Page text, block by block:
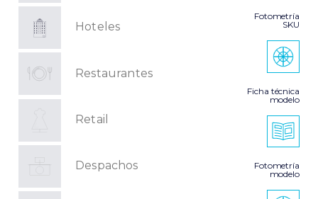
Hoteles
Restaurantes
Retail
Despachos
Fotometría
SKU
Ficha técnica
modelo
Fotometría
modelo